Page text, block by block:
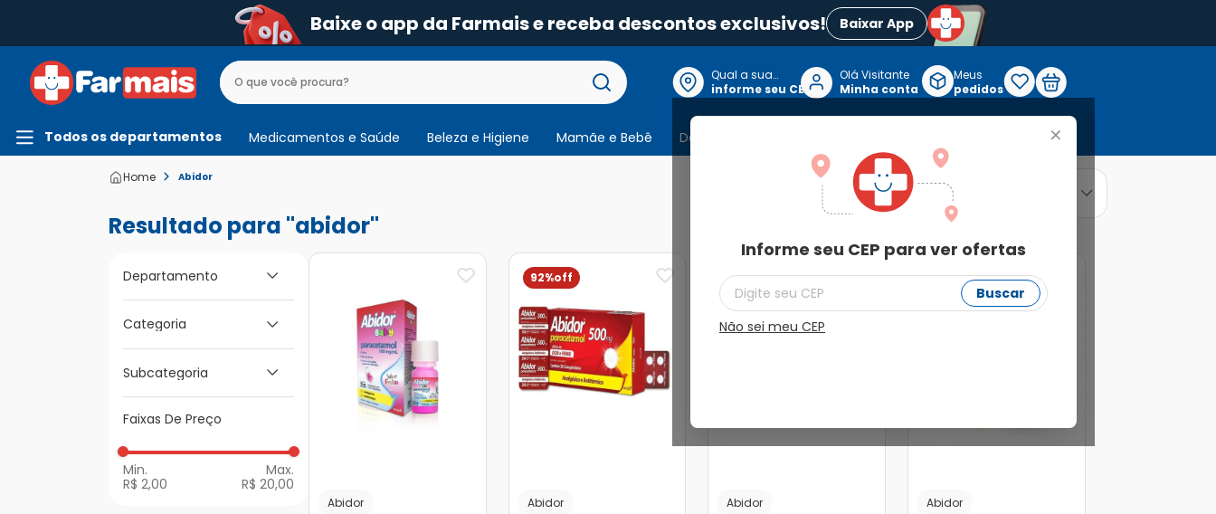
Baixe o app da Farmais e receba descontos exclusivos! Baixar App
Qual a sua
localização?
informe seu CEP
+
Informe seu CEP para ver ofertas
Buscar
Não sei meu CEP
Olá Visitante
Minha conta
Meus
pedidos
Todos os departamentos Medicamentos e Saúde Beleza e Higiene Mamãe e Bebê Dermocosmeticos
Abidor
abidor
Departamento
Medicamentos e
Saúde
Categoria
Dor e Febre e
Inflamação
Subcategoria
Febre
Faixas De Preço
R$ 2,00 R$ 20,00
ordenar por
Abidor
92%
Abidor
47%
Abidor Abidor